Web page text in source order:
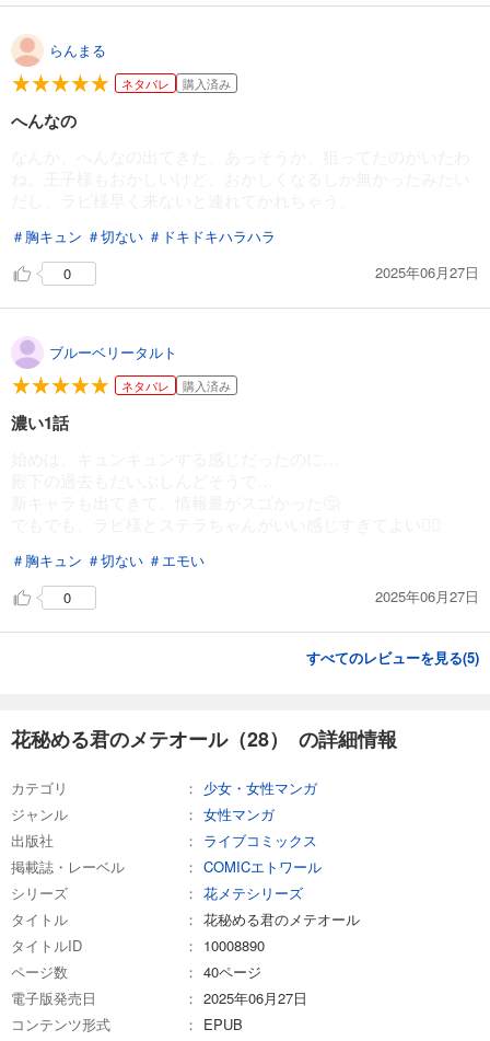
らんまる
ネタバレ 購入済み
へんなの
＃胸キュン ＃切ない ＃ドキドキハラハラ
0
2025年06月27日
ブルーベリータルト
ネタバレ 購入済み
濃い1話
＃胸キュン ＃切ない ＃エモい
0
2025年06月27日
すべてのレビューを見る(5)
花秘める君のメテオール（28） の詳細情報
カテゴリ
少女・女性マンガ
ジャンル
女性マンガ
出版社
ライブコミックス
掲載誌・レーベル
COMICエトワール
シリーズ
花メテシリーズ
タイトル
花秘める君のメテオール
タイトルID
10008890
ページ数
40ページ
電子版発売日
2025年06月27日
コンテンツ形式
EPUB